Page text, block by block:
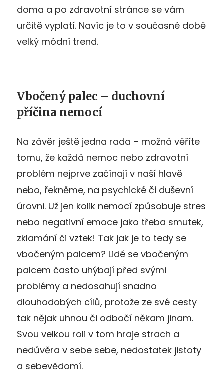
doma a po zdravotní stránce se vám
určitě vyplatí. Navíc je to v současné době
velký módní trend.
Vbočený palec – duchovní
příčina nemocí
Na závěr ještě jedna rada – možná věříte
tomu, že každá nemoc nebo zdravotní
problém nejprve začínají v naší hlavě
nebo, řekněme, na psychické či duševní
úrovni. Už jen kolik nemocí způsobuje stres
nebo negativní emoce jako třeba smutek,
zklamání či vztek! Tak jak je to tedy se
vbočeným palcem? Lidé se vbočeným
palcem často uhýbají před svými
problémy a nedosahují snadno
dlouhodobých cílů, protože ze své cesty
tak nějak uhnou či odbočí někam jinam.
Svou velkou roli v tom hraje strach a
nedůvěra v sebe sebe, nedostatek jistoty
a sebevědomí.